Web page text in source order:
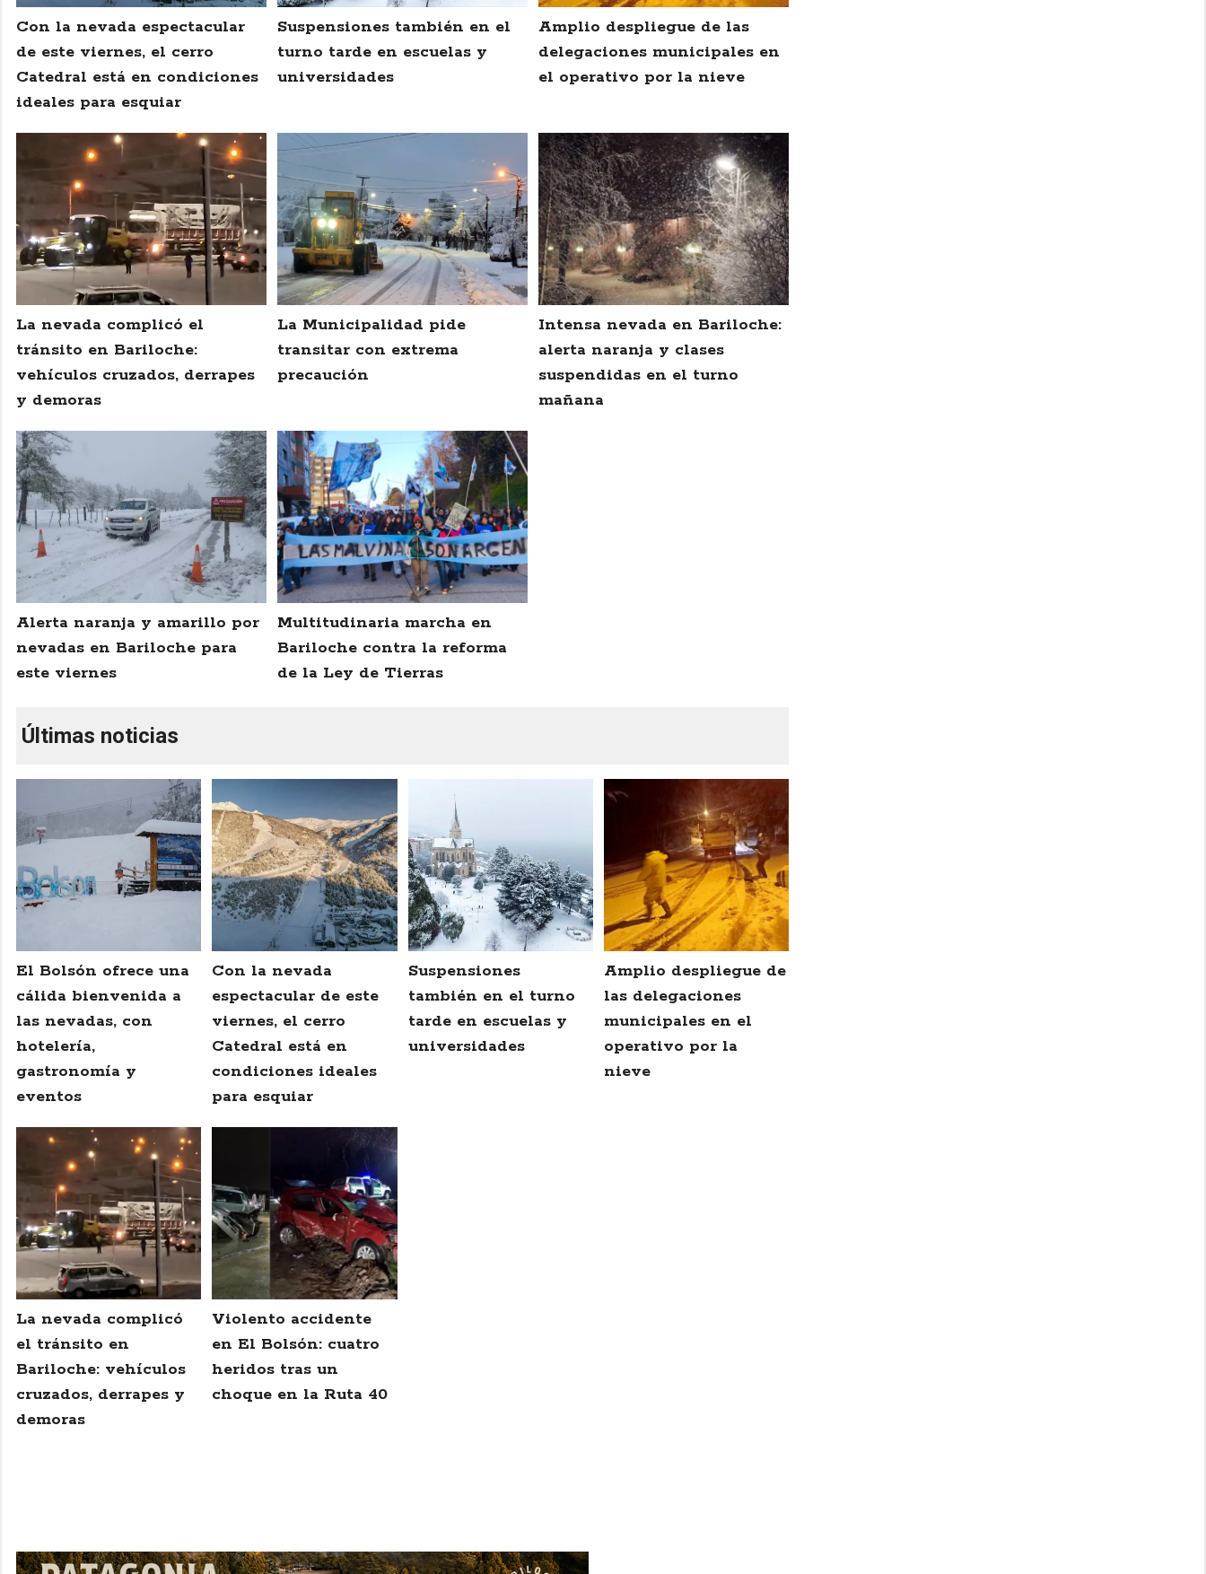
Con la nevada espectacular
de este viernes, el cerro
Catedral está en condiciones
ideales para esquiar
Suspensiones también en el
turno tarde en escuelas y
universidades
Amplio despliegue de las
delegaciones municipales en
el operativo por la nieve
La nevada complicó el
tránsito en Bariloche:
vehículos cruzados, derrapes
y demoras
La Municipalidad pide
transitar con extrema
precaución
Intensa nevada en Bariloche:
alerta naranja y clases
suspendidas en el turno
mañana
Alerta naranja y amarillo por
nevadas en Bariloche para
este viernes
Multitudinaria marcha en
Bariloche contra la reforma
de la Ley de Tierras
Últimas noticias
El Bolsón ofrece una
cálida bienvenida a
las nevadas, con
hotelería,
gastronomía y
eventos
Con la nevada
espectacular de este
viernes, el cerro
Catedral está en
condiciones ideales
para esquiar
Suspensiones
también en el turno
tarde en escuelas y
universidades
Amplio despliegue de
las delegaciones
municipales en el
operativo por la
nieve
La nevada complicó
el tránsito en
Bariloche: vehículos
cruzados, derrapes y
demoras
Violento accidente
en El Bolsón: cuatro
heridos tras un
choque en la Ruta 40